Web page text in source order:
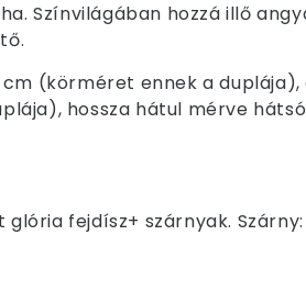
Színvilágában hozzá illő
(körméret ennek a
hossza hátul mérve
fejdísz+ szárnyak.